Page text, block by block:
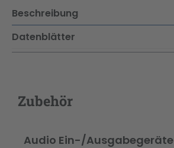
Beschreibung
Datenblätter
Zubehör
Produktgalerie überspringen
Audio Ein-/Ausgabegeräte